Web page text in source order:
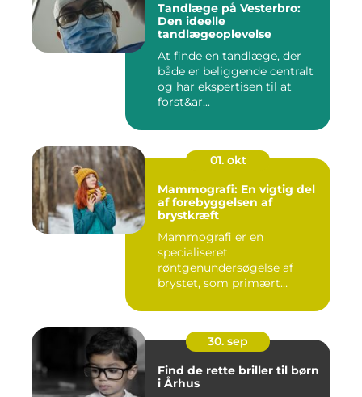
Tandlæge på Vesterbro:
Den ideelle
tandlægeoplevelse
At finde en tandlæge, der
både er beliggende centralt
og har ekspertisen til at
forst&ar...
01. okt
Mammografi: En vigtig del
af forebyggelsen af
brystkræft
Mammografi er en
specialiseret
røntgenundersøgelse af
brystet, som primært
30. sep
Find de rette briller til børn
i Århus